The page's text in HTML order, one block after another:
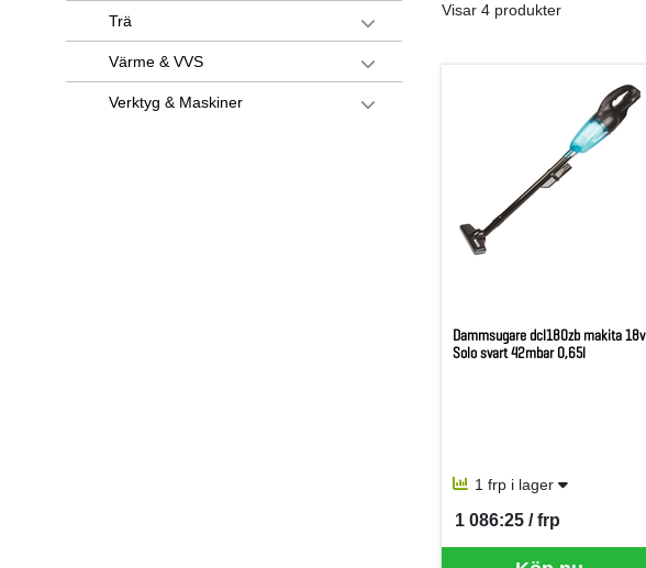
Trä
Värme & VVS
Verktyg & Maskiner
Visar 4 produkter
Dammsugare dcl180zb makita 18v
Solo svart 42mbar 0,65l
1 frp i lager
1 086:25 / frp
SEK per FRP